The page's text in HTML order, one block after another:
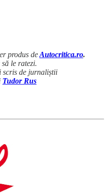
produs deAutocritica.ro.
le ratezi.
scris de jurnaliștii
Tudor Rus